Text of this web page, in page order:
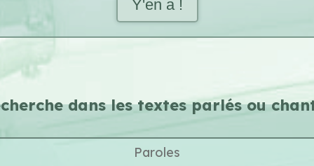
Y'en a !
dans lestextes parlés ou